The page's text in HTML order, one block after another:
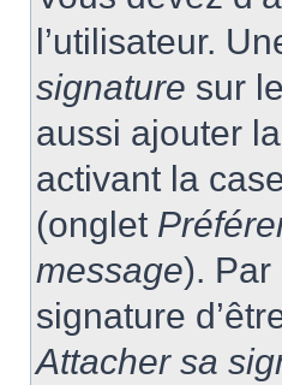
l’utilisateur.
signature sur
aussi ajouter
activant la
(onglet
message). Par
signature
Attacher sa